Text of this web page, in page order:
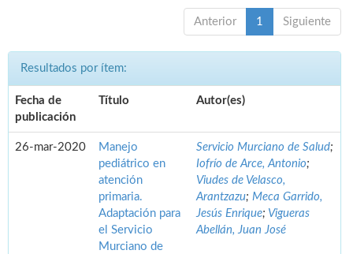
Anterior 1 Siguiente
Resultados por ítem:
Fecha de
publicación
Título Autor(es)
26-mar-2020
Manejo
pediátrico en
atención
primaria.
Adaptación para
el Servicio
Murciano de
Servicio Murciano de Salud;
Iofrío de Arce, Antonio;
Viudes de Velasco,
Arantzazu; Meca Garrido,
Jesús Enrique; Vigueras
Abellán, Juan José